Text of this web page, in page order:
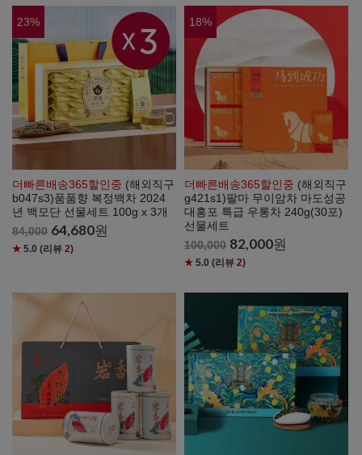
23%
더빠른배송365할인중 (해외직구
b047s3)품품향 복정백차 2024
년 백모단 선물세트 100g x 3개
84,000 64,680원
★ 5.0 (리뷰 2)
18%
더빠른배송365할인중 (해외직구
g421s1)팔마 무이암차 마도성공
대홍포 특급 우롱차 240g(30포)
선물세트
100,000 82,000원
★ 5.0 (리뷰2)